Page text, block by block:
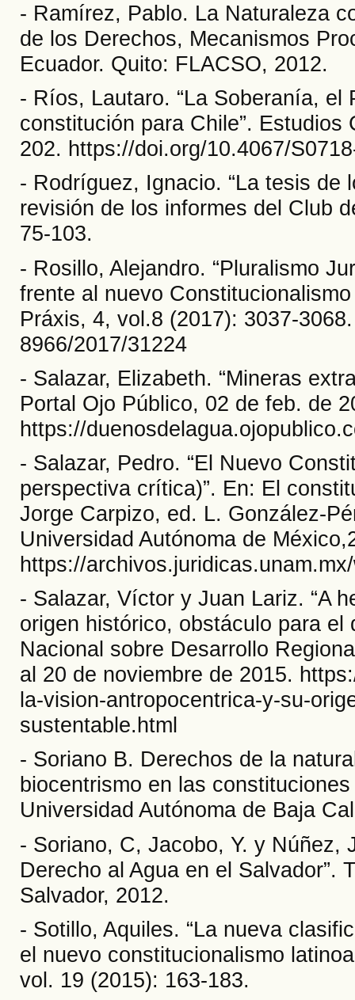
- Ramírez, Pablo. La Naturaleza
de los Derechos, Mecanismos
Ecuador. Quito: FLACSO, 2012.
- Ríos, Lautaro. “La Soberanía,
constitución para Chile”.
202. https://doi.org/10.4067/
- Rodríguez, Ignacio. “La tesis
revisión de los informes del Club
75-103.
- Rosillo, Alejandro. “Pluralismo
frente al nuevo
Práxis, 4, vol.8 (2017): 3037-
8966/2017/31224
- Salazar, Elizabeth. “Mineras
Portal Ojo Público, 02 de feb. de
https://
- Salazar, Pedro. “El Nuevo
perspectiva crítica)”. En: El
Jorge Carpizo, ed. L. González-
Universidad Autónoma de
https://
- Salazar, Víctor y Juan Lariz. “A
origen histórico, obstáculo para el
Nacional sobre Desarrollo
al 20 de noviembre de 2015.
la-vision-antropocentrica-y-su-
sustentable.html
- Soriano B. Derechos de la
biocentrismo en las
Universidad Autónoma de Baja
- Soriano, C, Jacobo, Y. y Núñez,
Derecho al Agua en el Salvador”.
Salvador, 2012.
- Sotillo, Aquiles. “La nueva
el nuevo constitucionalismo
vol. 19 (2015): 163-183.